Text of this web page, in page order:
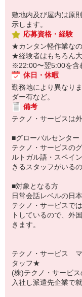
敷地内及び屋内は原
示します。
応募資格・経験
★カンタン軽作業な
★経験者はもちろん
※22:00〜翌5:00を含
休日・休暇
勤務地により異なり
ダー有など。
備考
テクノ・サービスは
■グローバルセンター
テクノ・サービスの
ルトガル語・スペイ
きるスタッフがいる
■対象となる方
日常会話レベルの日
テクノ・サービスで
トしているので、外
きます。
テクノ・サービス
タッフ★
(株)テクノ・サービ
入社し派遣先企業で